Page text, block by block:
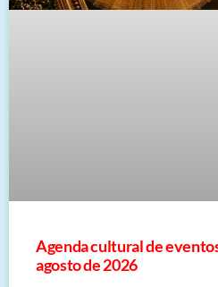
Agenda cultural de
agosto de 2026